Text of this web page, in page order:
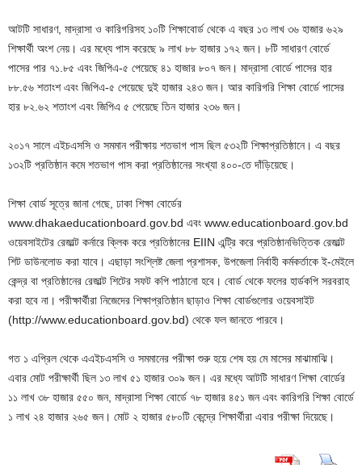
আটটি সাধারণ, মাদ্রাসা ও কারিগরিসহ ১০টি শিক্ষাবোর্ড থেকে এ বছর ১৩ লাখ ৩৬ হাজার ৬২৯
শিক্ষার্থী অংশ নেয়। এর মধ্যে পাস করেছে ৯ লাখ ৮৮ হাজার ১৭২ জন। ৮টি সাধারণ বোর্ডে
পাসের পার ৭১.৮৫ এবং জিপিএ-৫ পেয়েছে ৪১ হাজার ৮০৭ জন। মাদ্রাসা বোর্ডে পাসের হার
৮৮.৫৬ শতাংশ এবং জিপিএ-৫ পেয়েছে দুই হাজার ২৪৩ জন। আর কারিগরি শিক্ষা বোর্ডে পাসের
হার ৮২.৬২ শতাংশ এবং জিপিএ ৫ পেয়েছে তিন হাজার ২৩৬ জন।
২০১৭ সালে এইচএসসি ও সমমান পরীক্ষায় শতভাগ পাস ছিল ৫৩২টি শিক্ষাপ্রতিষ্ঠানে। এ বছর
১৩২টি প্রতিষ্ঠান কমে শতভাগ পাস করা প্রতিষ্ঠানের সংখ্যা ৪০০-তে দাঁড়িয়েছে।
শিক্ষা বোর্ড সূত্রে জানা গেছে, ঢাকা শিক্ষা বোর্ডের
www.dhakaeducationboard.gov.bd এবং www.educationboard.gov.bd
ওয়েবসাইটের রেজাল্ট কর্নারে ক্লিক করে প্রতিষ্ঠানের EIIN এন্ট্রি করে প্রতিষ্ঠানভিত্তিক রেজাল্ট
শিট ডাউনলোড করা যাবে। এছাড়া সংশ্লিষ্ট জেলা প্রশাসক, উপজেলা নির্বাহী কর্মকর্তাকে ই-মেইলে
কেন্দ্র বা প্রতিষ্ঠানের রেজাল্ট শিটের সফট কপি পাঠানো হবে। বোর্ড থেকে ফলের হার্ডকপি সরবরাহ
করা হবে না। পরীক্ষার্থীরা নিজেদের শিক্ষাপ্রতিষ্ঠান ছাড়াও শিক্ষা বোর্ডগুলোর ওয়েবসাইট
(http://www.educationboard.gov.bd) থেকে ফল জানতে পারবে।
গত ১ এপ্রিল থেকে এএইচএসসি ও সমমানের পরীক্ষা শুরু হয়ে শেষ হয় মে মাসের মাঝামাঝি।
এবার মোট পরীক্ষার্থী ছিল ১৩ লাখ ৫১ হাজার ৩০৯ জন। এর মধ্যে আটটি সাধারণ শিক্ষা বোর্ডের
১১ লাখ ৩৮ হাজার ৫৫০ জন, মাদ্রাসা শিক্ষা বোর্ডে ৭৮ হাজার ৪৫১ জন এবং কারিগরি শিক্ষা বোর্ডে
১ লাখ ২৪ হাজার ২৬৫ জন। মোট ২ হাজার ৫৮০টি কেন্দ্রে শিক্ষার্থীরা এবার পরীক্ষা দিয়েছে।